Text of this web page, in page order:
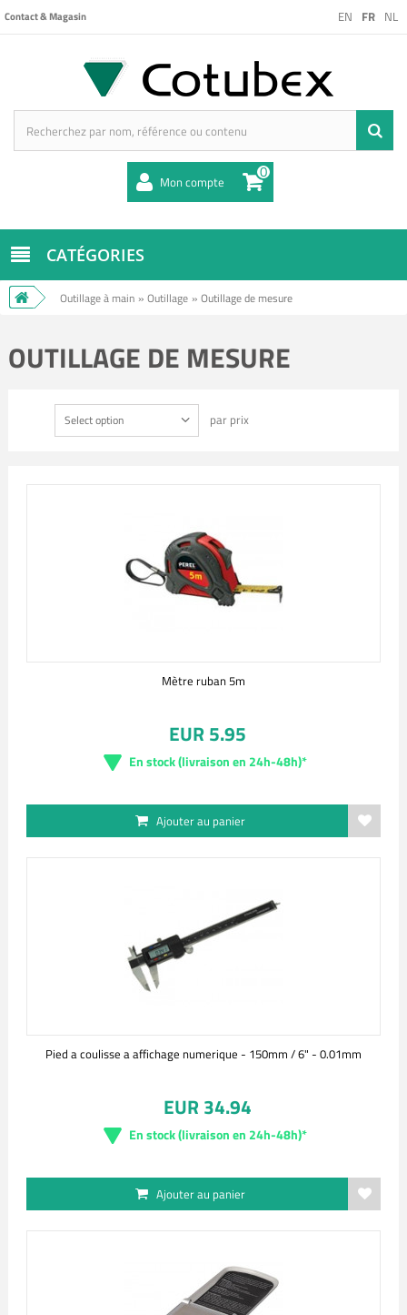
EN FR NL
Contact & Magasin
Mon compte 0
CATÉGORIES
Outillage à main » Outillage » Outillage de mesure
OUTILLAGE DE MESURE
Select option par prix
Mètre ruban 5m
EUR 5.95
En stock (livraison en 24h-48h)*
Ajouter au panier
Pied a coulisse a affichage numerique - 150mm / 6" - 0.01mm
EUR 34.94
En stock (livraison en 24h-48h)*
Ajouter au panier